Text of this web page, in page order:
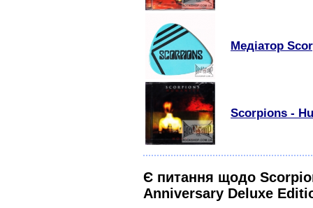
Медіатор
Scorpions -
Є питання щодо
Anniversary Deluxe